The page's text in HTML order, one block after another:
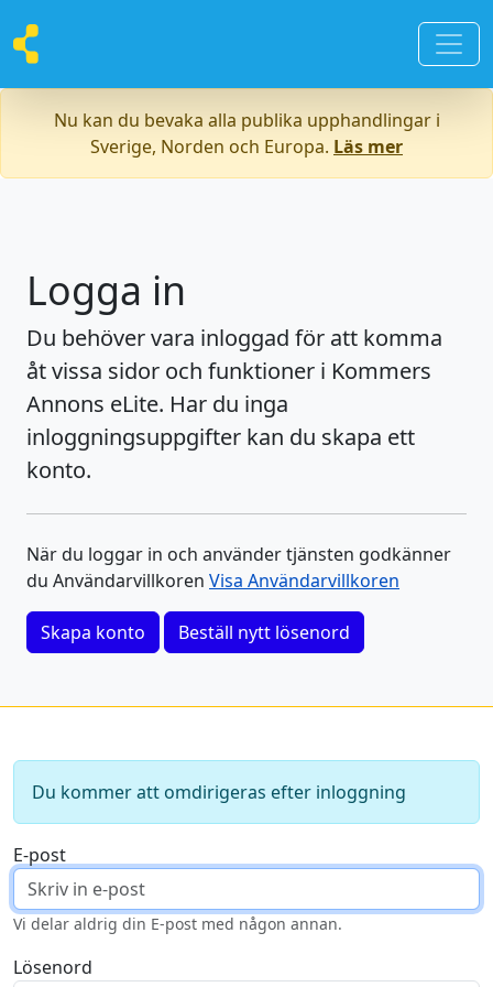
Nu kan du bevaka alla publika upphandlingar i
Sverige, Norden och Europa. Läs mer
Logga in
Du behöver vara inloggad för att komma
åt vissa sidor och funktioner i Kommers
Annons eLite. Har du inga
inloggningsuppgifter kan du skapa ett
konto.
När du loggar in och använder tjänsten godkänner
du Användarvillkoren Visa Användarvillkoren
Skapa konto Beställ nytt lösenord
Du kommer att omdirigeras efter inloggning
E-post
Vi delar aldrig din E-post med någon annan.
Lösenord